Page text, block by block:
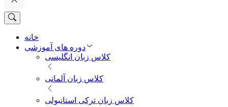
خانه
دوره های آموزشی
کلاس زبان انگلیسی
کلاس زبان آلمانی
کلاس زبان ترکی استانبولی